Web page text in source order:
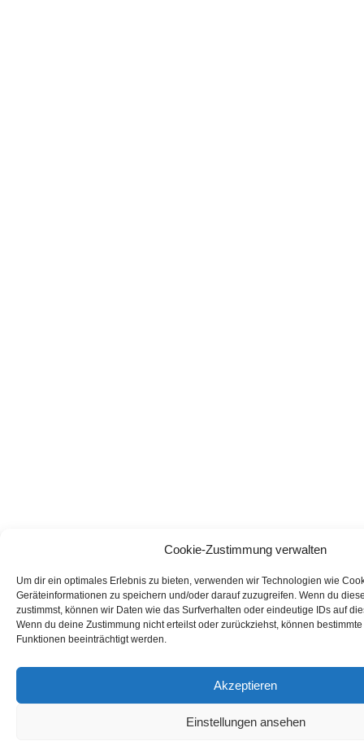
Cookie-Zustimmung verwalten
Um dir ein optimales Erlebnis zu bieten, verwenden wir Technologien wie
Geräteinformationen zu speichern und/oder darauf zuzugreifen. Wenn du
zustimmst, können wir Daten wie das Surfverhalten oder eindeutige IDs auf
Wenn du deine Zustimmung nicht erteilst oder zurückziehst, können
Funktionen beeinträchtigt werden.
Akzeptieren
Einstellungen ansehen